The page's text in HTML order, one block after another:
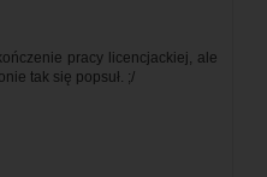
pracy licencjackiej, ale
tak się popsuł. ;/